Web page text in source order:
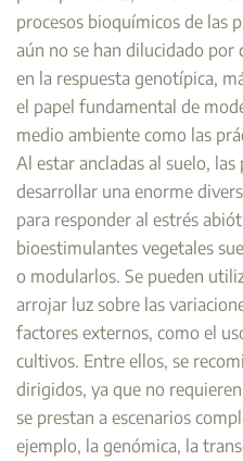
procesos bioquímicos de las
aún no se han dilucidado
en la respuesta genotípica,
el papel fundamental de
medio ambiente como las
Al estar ancladas al suelo,
desarrollar una enorme
para responder al estrés
bioestimulantes vegetales
o modularlos. Se pueden
arrojar luz sobre las
factores externos, como el
cultivos. Entre ellos, se
dirigidos, ya que no
se prestan a escenarios
ejemplo, la genómica, la